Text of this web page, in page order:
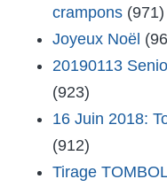
crampons (971)
Joyeux Noël
20190113
(923)
16 Juin 2018:
(912)
Tirage